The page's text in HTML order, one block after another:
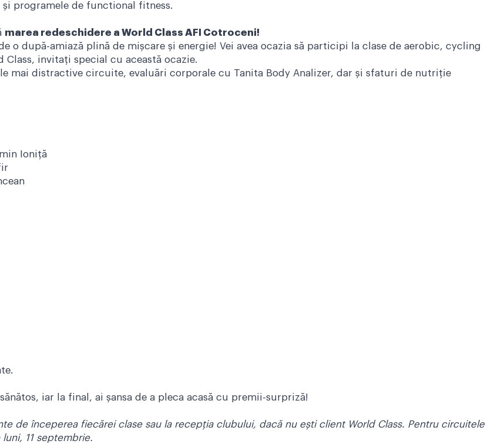
programele de functional fitness.
marea redeschidere a World Class AFI Cotroceni!
o după-amiază plină de mișcare și energie! Vei avea ocazia să participi la clase de aerobic, cycling
invitați special cu această ocazie.
mai distractive circuite, evaluări corporale cu Tanita Body Analizer, dar și sfaturi de nutriție
Ioniță
iar la final, ai șansa de a pleca acasă cu premii-surpriză!
de începerea fiecărei clase sau la recepția clubului, dacă nu ești client World Class. Pentru circuitele
11 septembrie.